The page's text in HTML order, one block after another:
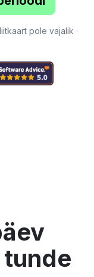
pole vajalik ·